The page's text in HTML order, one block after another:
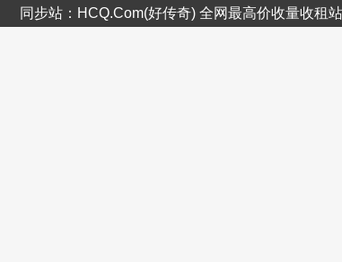
同步站：HCQ.Com(好传奇) 全网最高价收量收租